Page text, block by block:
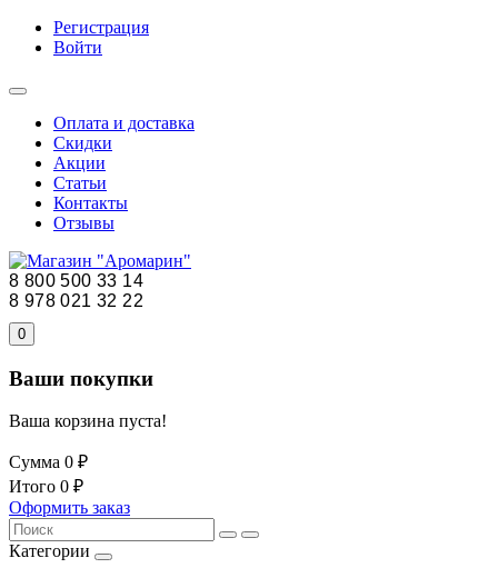
Регистрация
Войти
Оплата и доставка
Скидки
Акции
Статьи
Контакты
Отзывы
8 800 500 33 14
8 978 021 32 22
0
Ваши покупки
Ваша корзина пуста!
Сумма 0 ₽
Итого 0 ₽
Оформить заказ
Категории